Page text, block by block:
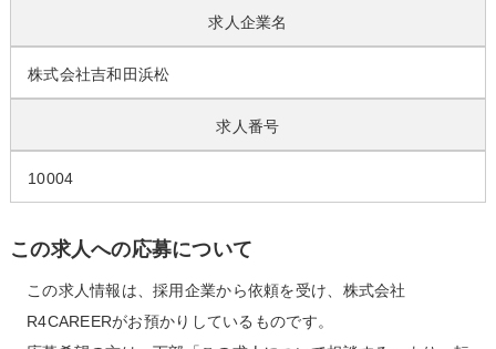
求人企業名
株式会社吉和田浜松
求人番号
10004
この求人への応募について
この求人情報は、採用企業から依頼を受け、株式会社
R4CAREERがお預かりしているものです。